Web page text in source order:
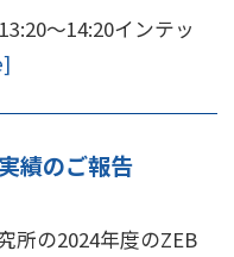
～14:20インテッ
績のご報告
所の2024年度のZEB